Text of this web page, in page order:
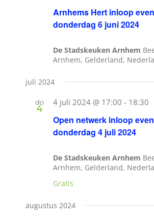
Evenementen kalender
Wie zijn wij?
Vacatures
Arnhems Hert inloop
donderdag 6 juni 2024
De Stadskeuken Arnhem
Arnhem, Gelderland,
juli 2024
do
4
Open netwerk inloop
donderdag 4 juli 2024
4 juli 2024 @ 17:00 - 18:30
De Stadskeuken Arnhem
Arnhem, Gelderland,
Gratis
augustus 2024